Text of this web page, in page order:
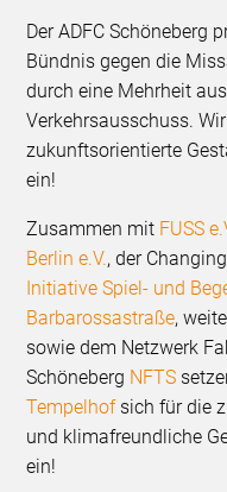
Der ADFC Schöneberg
Bündnis gegen die
durch eine Mehrheit aus
Verkehrsausschuss.
zukunftsorientierte
ein!
Zusammen mit FUSS
Berlin e.V., der
Initiative Spiel- und
Barbarossastraße,
sowie dem Netzwerk
Schöneberg NFTS
Tempelhofsich für die
und klimafreundliche
ein!